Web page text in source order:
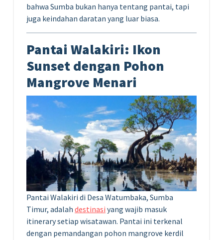
bahwa Sumba bukan hanya tentang pantai, tapi
juga keindahan daratan yang luar biasa.
Pantai Walakiri: Ikon
Sunset dengan Pohon
Mangrove Menari
Pantai Walakiri di Desa Watumbaka, Sumba
Timur, adalah destinasi yang wajib masuk
itinerary setiap wisatawan. Pantai ini terkenal
dengan pemandangan pohon mangrove kerdil